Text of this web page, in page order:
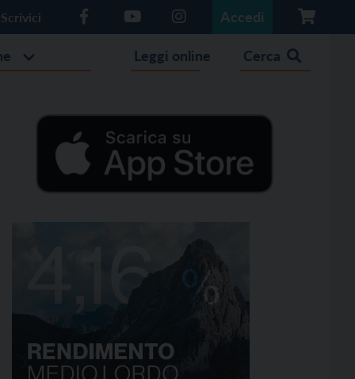
Scrivici Accedi
Leggi online Cerca